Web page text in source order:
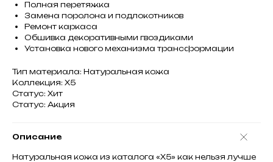
Полная перетяжка
Замена поролона и подлокотников
Ремонт каркаса
Обшивка декоративными гвоздиками
Установка нового механизма трансформации
Тип материала: Натуральная кожа
Коллекция: X5
Статус: Хит
Статус: Акция
Описание
Натуральная кожа из каталога «Х5» как нельзя лучше